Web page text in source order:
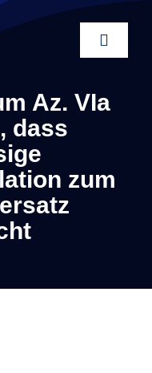
Toggle
Az. VIa
dass
zum